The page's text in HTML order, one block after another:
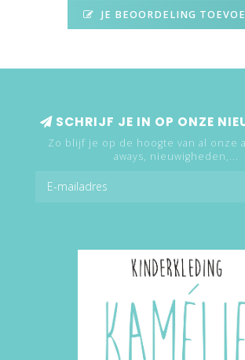
JE BEOORDELING
SCHRIJF JE IN OP ONZE
Zo blijf je op de hoogte van al onze
aways, nieuwigheden,...